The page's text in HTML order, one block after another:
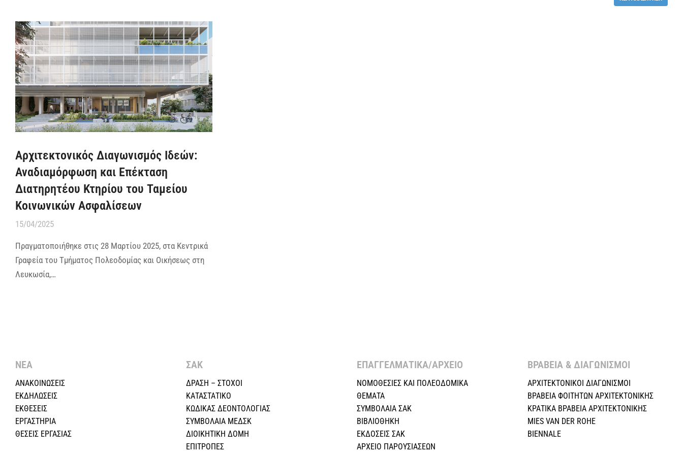
Αρχιτεκτονικός Διαγωνισμός Ιδεών:
Αναδιαμόρφωση και Επέκταση
Διατηρητέου Κτηρίου του Ταμείου
Κοινωνικών Ασφαλίσεων
15/04/2025
Πραγματοποιήθηκε στις 28 Μαρτίου 2025, στα Κεντρικά
Γραφεία του Τμήματος Πολεοδομίας και Οικήσεως στη
Λευκωσία,…
ΝΕΑ
ΑΝΑΚΟΙΝΩΣΕΙΣ
ΕΚΔΗΛΩΣΕΙΣ
ΕΚΘΕΣΕΙΣ
ΕΡΓΑΣΤΗΡΙΑ
ΘΕΣΕΙΣ ΕΡΓΑΣΙΑΣ
ΣΑΚ
ΔΡΑΣΗ – ΣΤΟΧΟΙ
ΚΑΤΑΣΤΑΤΙΚΟ
ΚΩΔΙΚΑΣ ΔΕΟΝΤΟΛΟΓΙΑΣ
ΣΥΜΒΟΛΑΙΑ ΜΕΔΣΚ
ΔΙΟΙΚΗΤΙΚΗ ΔΟΜΗ
ΕΠΙΤΡΟΠΕΣ
ΕΠΑΓΓΕΛΜΑΤΙΚΑ/ΑΡΧΕΙΟ ​
ΝΟΜΟΘΕΣΙΕΣ KAI ΠΟΛΕΟΔΟΜΙΚΑ
ΘΕΜΑΤΑ
ΣΥΜΒΟΛΑΙΑ ΣΑΚ
ΒΙΒΛΙΟΘΗΚΗ
ΕΚΔΟΣΕΙΣ ΣΑΚ
ΑΡΧΕΙΟ ΠΑΡΟΥΣΙΑΣΕΩΝ
ΒΡΑΒΕΙΑ & ΔΙΑΓΩΝΙΣΜΟΙ ​
ΑΡΧΙΤΕΚΤΟΝΙΚΟΙ ΔΙΑΓΩΝΙΣΜΟΙ
ΒΡΑΒΕΙΑ ΦΟΙΤΗΤΩΝ ΑΡΧΙΤΕΚΤΟΝΙΚΗΣ
ΚΡΑΤΙΚΑ ΒΡΑΒΕΙΑ ΑΡΧΙΤΕΚΤΟΝΙΚΗΣ
MIES VAN DER ROHE
BIENNALE